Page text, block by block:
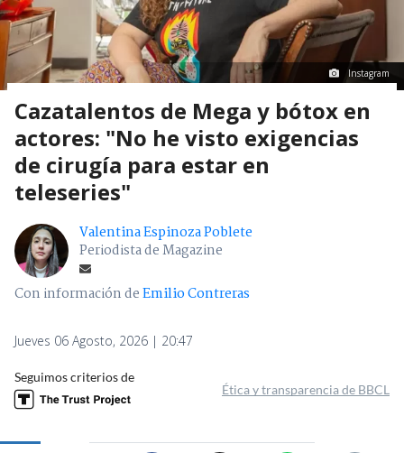
Instagram
Cazatalentos de Mega y bótox en
actores: "No he visto exigencias
de cirugía para estar en
teleseries"
Valentina Espinoza Poblete
Periodista de Magazine
Con información deEmilio Contreras
Jueves 06 Agosto, 2026 | 20:47
Seguimos criterios de
Ética y transparencia de BBCL